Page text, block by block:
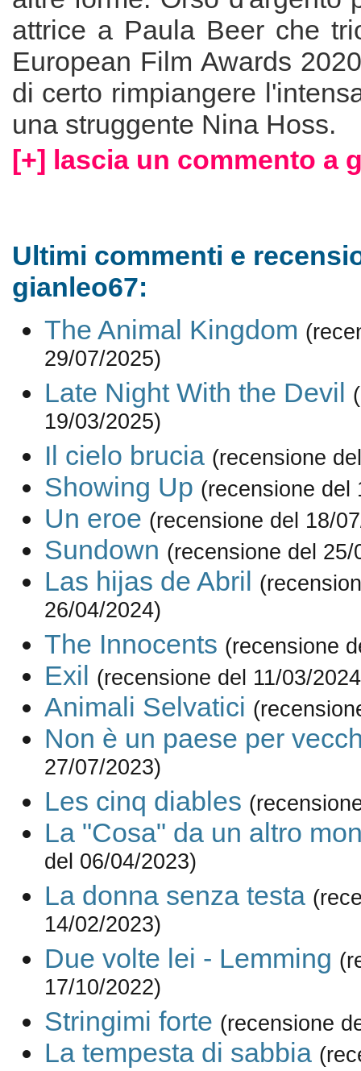
attrice a Paula Beer che
European Film Awards
di certo rimpiangere
una struggente Nina Hoss.
[+] lascia un commento a
Ultimi commenti e
gianleo67:
The Animal Kingdom
29/07/2025)
Late Night With the Devil
19/03/2025)
Il cielo brucia (recensione
Showing Up (recensione del
Un eroe (recensione del 18/
Sundown (recensione del 25/
Las hijas de Abril
26/04/2024)
The Innocents (recensione
Exil (recensione del 11/03/
Animali Selvatici
Non è un paese per
27/07/2023)
Les cinq diables
La "Cosa" da un altro
del 06/04/2023)
La donna senza testa
14/02/2023)
Due volte lei - Lemming
17/10/2022)
Stringimi forte (recensione
La tempesta di sabbia